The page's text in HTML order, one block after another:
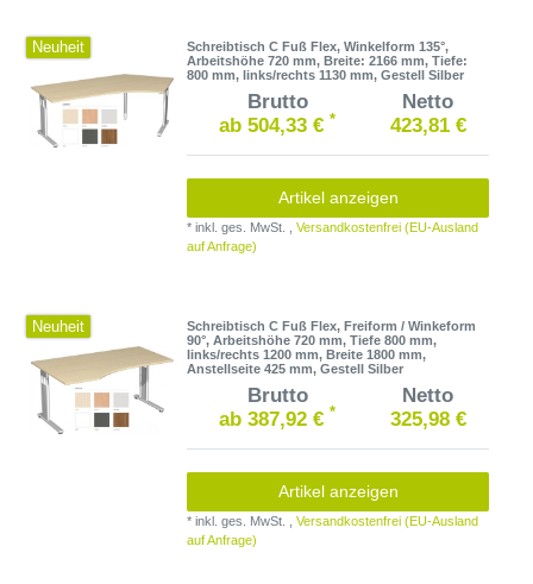
Neuheit
Schreibtisch C Fuß Flex, Winkelform 135°,
Arbeitshöhe 720 mm, Breite: 2166 mm, Tiefe:
800 mm, links/rechts 1130 mm, Gestell Silber
Brutto
Netto
ab 504,33 €* 423,81 €
Artikel anzeigen
*inkl. ges. MwSt. ,Versandkostenfrei (EU-Ausland
auf Anfrage)
Neuheit
Schreibtisch C Fuß Flex, Freiform / Winkeform
90°, Arbeitshöhe 720 mm, Tiefe 800 mm,
links/rechts 1200 mm, Breite 1800 mm,
Anstellseite 425 mm, Gestell Silber
Brutto
Netto
ab 387,92 €* 325,98 €
Artikel anzeigen
*inkl. ges. MwSt. ,Versandkostenfrei (EU-Ausland
auf Anfrage)